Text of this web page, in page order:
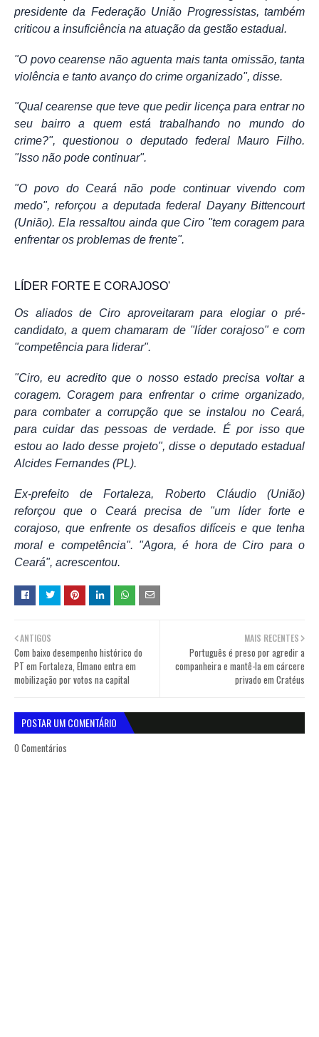
presidente da Federação União Progressistas, também
criticou a insuficiência na atuação da gestão estadual.
"O povo cearense não aguenta mais tanta omissão, tanta
violência e tanto avanço do crime organizado", disse.
"Qual cearense que teve que pedir licença para entrar no
seu bairro a quem está trabalhando no mundo do
crime?", questionou o deputado federal Mauro Filho.
"Isso não pode continuar".
"O povo do Ceará não pode continuar vivendo com
medo", reforçou a deputada federal Dayany Bittencourt
(União). Ela ressaltou ainda que Ciro "tem coragem para
enfrentar os problemas de frente".
LÍDER FORTE E CORAJOSO'
Os aliados de Ciro aproveitaram para elogiar o pré-
candidato, a quem chamaram de "líder corajoso" e com
"competência para liderar".
"Ciro, eu acredito que o nosso estado precisa voltar a
coragem. Coragem para enfrentar o crime organizado,
para combater a corrupção que se instalou no Ceará,
para cuidar das pessoas de verdade. É por isso que
estou ao lado desse projeto", disse o deputado estadual
Alcides Fernandes (PL).
Ex-prefeito de Fortaleza, Roberto Cláudio (União)
reforçou que o Ceará precisa de "um líder forte e
corajoso, que enfrente os desafios difíceis e que tenha
moral e competência". "Agora, é hora de Ciro para o
Ceará", acrescentou.
MAIS RECENTES
Português é preso por agredir a
companheira e mantê-la em cárcere
privado em Cratéus
ANTIGOS
Com baixo desempenho histórico do
PT em Fortaleza, Elmano entra em
mobilização por votos na capital
POSTAR UM COMENTÁRIO
0 Comentários